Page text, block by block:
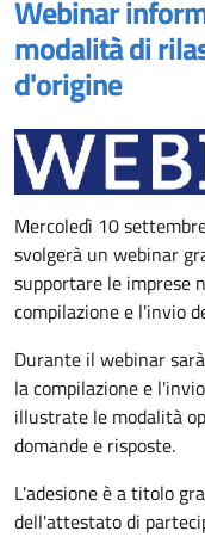
Webinar
modalità di
d'origine
Mercoledì 10
svolgerà un webinar
supportare le imprese
compilazione e l'invio
Durante il webinar
la compilazione e
illustrate le modalità
domande e risposte.
L'adesione è a titolo
dell'attestato di